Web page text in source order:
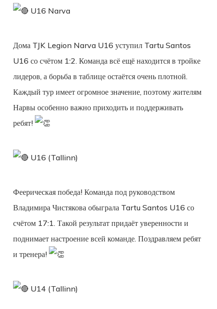
U16 Narva
Дома TJK Legion Narva U16 уступил Tartu Santos
U16 со счётом 1:2. Команда всё ещё находится в тройке
лидеров, а борьба в таблице остаётся очень плотной.
Каждый тур имеет огромное значение, поэтому жителям
Нарвы особенно важно приходить и поддерживать
ребят!
U16 (Tallinn)
Феерическая победа! Команда под руководством
Владимира Чистякова обыграла Tartu Santos U16 со
счётом 17:1. Такой результат придаёт уверенности и
поднимает настроение всей команде. Поздравляем ребят
и тренера!
U14 (Tallinn)